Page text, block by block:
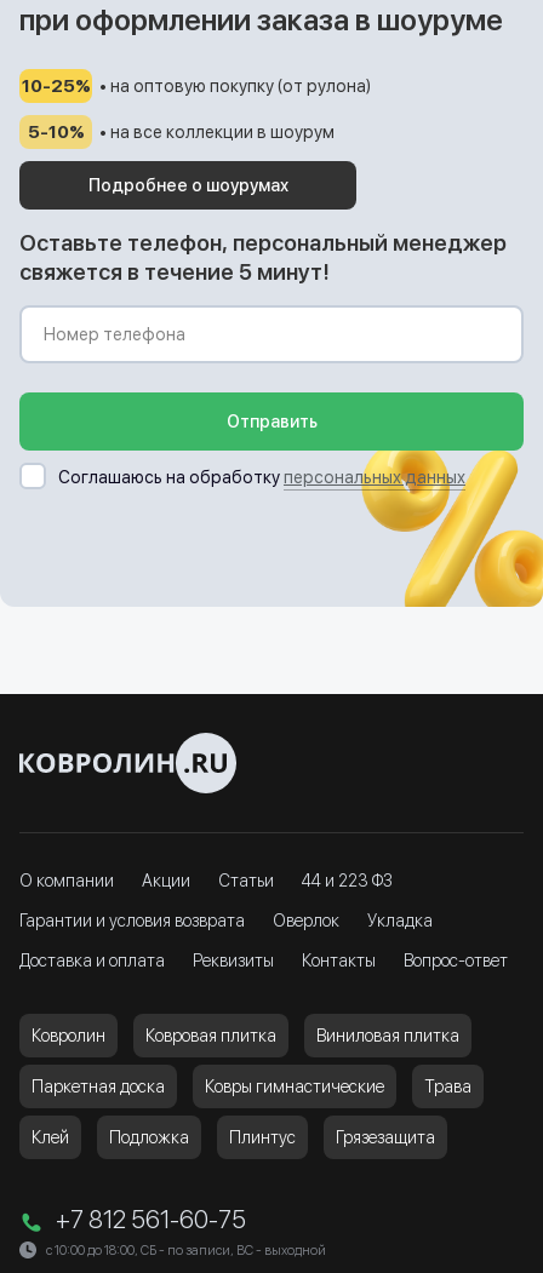
при оформлении заказа в шоуруме
10-25% • на оптовую покупку (от рулона)
5-10% • на все коллекции в шоурум
Подробнее о шоурумах
Оставьте телефон, персональный менеджер
свяжется в течение 5 минут!
Отправить
Соглашаюсь на обработкуперсональных данных
О компании Акции Статьи 44 и 223 ФЗ
Гарантии и условия возврата Оверлок Укладка
Доставка и оплата Реквизиты Контакты Вопрос-ответ
Ковролин Ковровая плитка Виниловая плитка
Паркетная доска Ковры гимнастические Трава
Клей Подложка Плинтус Грязезащита
+7 812 561-60-75
с 10:00 до 18:00, СБ - по записи, ВС - выходной